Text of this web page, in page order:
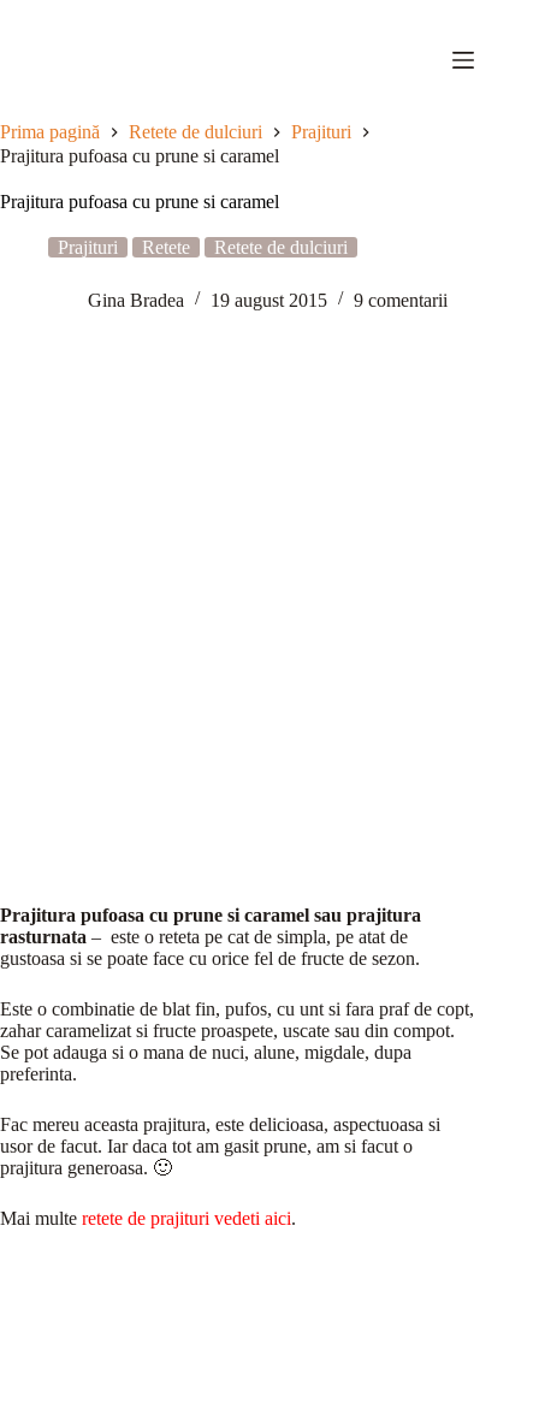
Prima pagină Retete de dulciuri
Prajituri
Prajitura pufoasa cu prune si caramel
Prajitura pufoasa cu prune si caramel
Prajituri Retete Retete de dulciuri
Gina Bradea 19 august 2015 9 comentarii
Prajitura pufoasa cu prune si caramel sau prajitura
rasturnata – este o reteta pe cat de simpla, pe atat de
gustoasa si se poate face cu orice fel de fructe de sezon.
Este o combinatie de blat fin, pufos, cu unt si fara praf de copt,
zahar caramelizat si fructe proaspete, uscate sau din compot.
Se pot adauga si o mana de nuci, alune, migdale, dupa
preferinta.
Fac mereu aceasta prajitura, este delicioasa, aspectuoasa si
usor de facut. Iar daca tot am gasit prune, am si facut o
prajitura generoasa. 🙂
Mai multe retete de prajituri vedeti aici.